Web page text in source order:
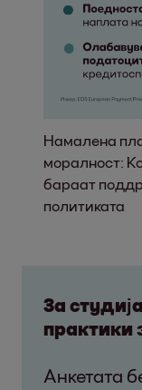
Намалена
моралност:
бараат
политиката
За
практики
Анкетата